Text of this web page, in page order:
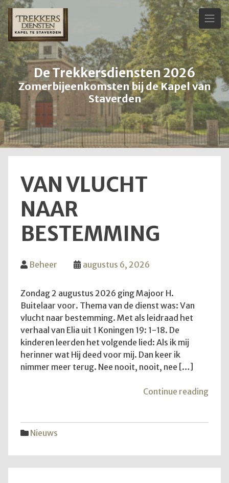
Skip
to
content
De Trekkersdiensten 2026
Zomerbijeenkomsten bij de Kapel van
Staverden
VAN VLUCHT
NAAR
BESTEMMING
Beheer augustus 6, 2026
Zondag 2 augustus 2026 ging Majoor H.
Buitelaar voor. Thema van de dienst was: Van
vlucht naar bestemming. Met als leidraad het
verhaal van Elia uit 1 Koningen 19: 1-18. De
kinderen leerden het volgende lied: Als ik mij
herinner wat Hij deed voor mij. Dan keer ik
nimmer meer terug. Nee nooit, nooit, nee […]
Continue reading"Van
Nieuws